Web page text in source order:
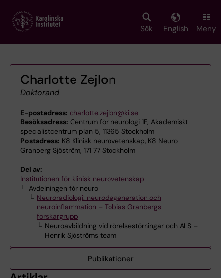
main
Sök English Meny
Charlotte Zejlon
Doktorand
E-postadress: charlotte.zejlon@ki.se
Besöksadress: Centrum för neurologi 1E, Akademiskt
specialistcentrum plan 5, 11365 Stockholm
Postadress: K8 Klinisk neurovetenskap, K8 Neuro
Granberg Sjöström, 171 77 Stockholm
Del av:
Institutionen för klinisk neurovetenskap
Avdelningen för neuro
Neuroradiologi: neurodegeneration och
neuroinflammation – Tobias Granbergs
forskargrupp
Neuroavbildning vid rörelsestörningar och ALS –
Henrik Sjöströms team
Publikationer